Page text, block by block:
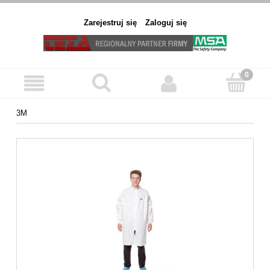
Zarejestruj się Zaloguj się
3M